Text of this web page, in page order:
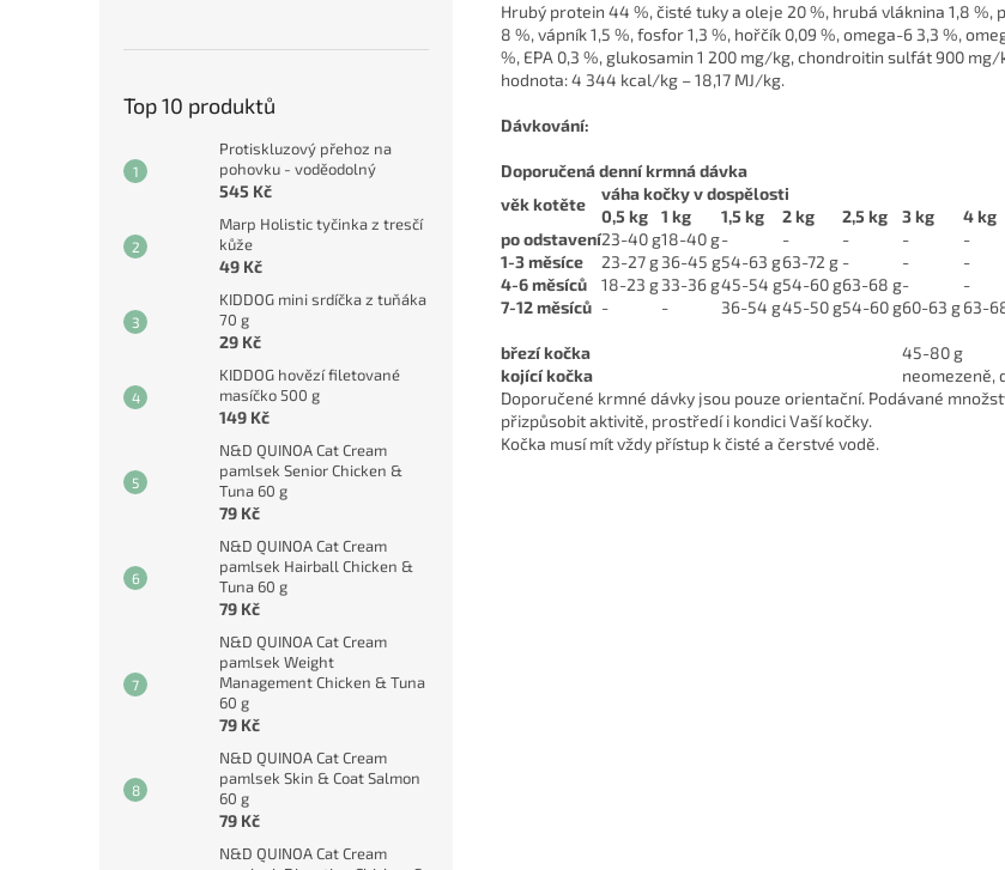
Top 10 produktů
Protiskluzový přehoz na
pohovku - voděodolný
545 Kč
Marp Holistic tyčinka z tresčí
kůže
49 Kč
KIDDOG mini srdíčka z tuňáka
70 g
29 Kč
KIDDOG hovězí filetované
masíčko 500 g
149 Kč
N&D QUINOA Cat Cream
pamlsek Senior Chicken &
Tuna 60 g
79 Kč
N&D QUINOA Cat Cream
pamlsek Hairball Chicken &
Tuna 60 g
79 Kč
N&D QUINOA Cat Cream
pamlsek Weight
Management Chicken & Tuna
60 g
79 Kč
N&D QUINOA Cat Cream
pamlsek Skin & Coat Salmon
60 g
79 Kč
N&D QUINOA Cat Cream
Hrubý protein 44 %, čisté tuky a oleje 20 %, hrubá vláknina 1,8 %,
8 %, vápník 1,5 %, fosfor 1,3 %, hořčík 0,09 %, omega-6 3,3 %,
%, EPA 0,3 %, glukosamin 1 200 mg/kg, chondroitin sulfát 900 mg/
hodnota: 4 344 kcal/kg – 18,17 MJ/kg.
Dávkování:
Doporučená denní krmná dávka
věk kotěte
váha kočky v dospělosti
0,5 kg
1 kg 1,5 kg 2 kg 2,5 kg 3 kg 4 kg
po odstavení23-40 g18-40 g- - - - -
1-3 měsíce
23-27 g36-45 g54-63 g63-72 g - - -
4-6 měsíců
18-23 g33-36 g45-54 g54-60 g63-68 g- -
7-12 měsíců - - 36-54 g45-50 g54-60 g60-63 g63-
březí kočka 45-80 g
kojící kočka
neomezeně,
Doporučené krmné dávky jsou pouze orientační. Podávané
přizpůsobit aktivitě, prostředí i kondici Vaší kočky.
Kočka musí mít vždy přístup k čisté a čerstvé vodě.